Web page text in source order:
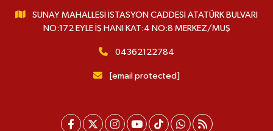
SUNAY MAHALLESİ İSTASYON CADDESİ ATATÜRK BULVARI
NO:172 EYLE İŞ HANI KAT:4 NO:8 MERKEZ/MUŞ
04362122784
[email protected]